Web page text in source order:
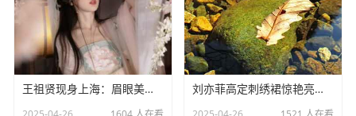
王祖贤现身上海：眉眼美丽气质优雅，时光难掩女神风采 ​刘亦菲高定刺绣裙惊艳亮相：皮肤白到发光诠释东方美学​